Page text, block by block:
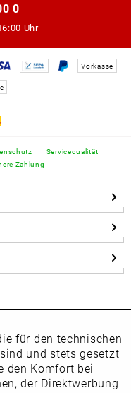
0
Uhr
Vorkasse
Zahlung
Servicequalität
Aktiv
Inaktiv
für den technischen
und stets gesetzt
den Komfort bei
der Direktwerbung